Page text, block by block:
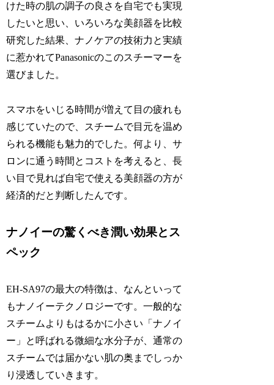
けた時の肌の調子の良さを自宅でも実現
したいと思い、いろいろな美顔器を比較
研究した結果、ナノケアの技術力と実績
に惹かれてPanasonicのこのスチーマーを
選びました。
スマホをいじる時間が増えて目の疲れも
感じていたので、スチームで目元を温め
られる機能も魅力的でした。何より、サ
ロンに通う時間とコストを考えると、長
い目で見れば自宅で使える美顔器の方が
経済的だと判断したんです。
ナノイーの驚くべき潤い効果とス
ペック
EH-SA97の最大の特徴は、なんといって
もナノイーテクノロジーです。一般的な
スチームよりもはるかに小さい「ナノイ
ー」と呼ばれる微細な水分子が、通常の
スチームでは届かない肌の奥までしっか
り浸透していきます。